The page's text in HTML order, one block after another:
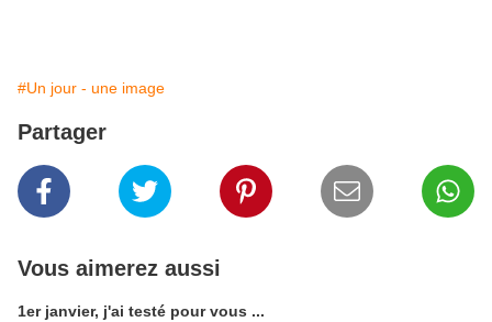
#Un jour - une image
Partager
Vous aimerez aussi
1er janvier, j'ai testé pour vous ...